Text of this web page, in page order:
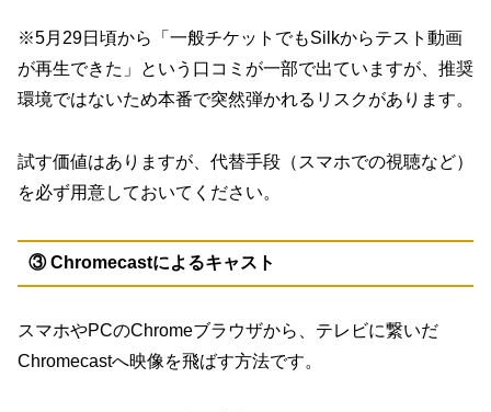
※5月29日頃から「一般チケットでもSilkからテスト動画
が再生できた」という口コミが一部で出ていますが、推奨
環境ではないため本番で突然弾かれるリスクがあります。
試す価値はありますが、代替手段（スマホでの視聴など）
を必ず用意しておいてください。
③ Chromecastによるキャスト
スマホやPCのChromeブラウザから、テレビに繋いだ
Chromecastへ映像を飛ばす方法です。